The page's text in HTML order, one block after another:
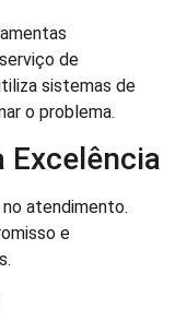
de
sistemas de
o problema.
Excelência
atendimento.
e